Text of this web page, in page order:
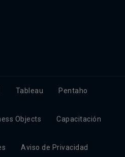
Tableau Pentaho
Objects Capacitación
Aviso de Privacidad